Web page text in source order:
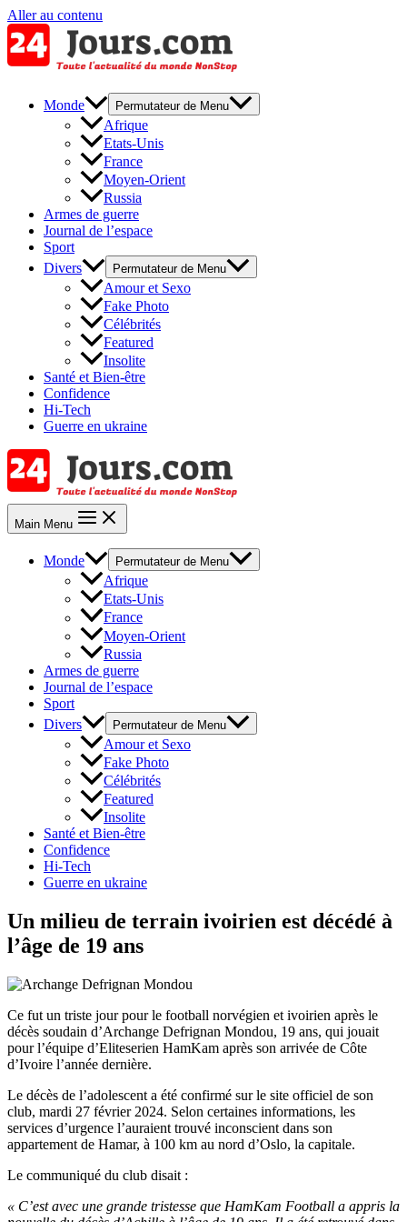
Aller au contenu
Monde Permutateur de Menu
Afrique
Etats-Unis
France
Moyen-Orient
Russia
Armes de guerre
Journal de l’espace
Sport
Divers
Permutateur de Menu
Amour et Sexo
Fake Photo
Célébrités
Featured
Insolite
Santé et Bien-être
Confidence
Hi-Tech
Guerre en ukraine
Main Menu
Monde Permutateur de Menu
Afrique
Etats-Unis
France
Moyen-Orient
Russia
Armes de guerre
Journal de l’espace
Sport
Divers
Permutateur de Menu
Amour et Sexo
Fake Photo
Célébrités
Featured
Insolite
Santé et Bien-être
Confidence
Hi-Tech
Guerre en ukraine
Un milieu de terrain ivoirien est décédé à
l’âge de 19 ans
Ce fut un triste jour pour le football norvégien et ivoirien après le
décès soudain d’Archange Defrignan Mondou, 19 ans, qui jouait
pour l’équipe d’Eliteserien HamKam après son arrivée de Côte
d’Ivoire l’année dernière.
Le décès de l’adolescent a été confirmé sur le site officiel de son
club, mardi 27 février 2024. Selon certaines informations, les
services d’urgence l’auraient trouvé inconscient dans son
appartement de Hamar, à 100 km au nord d’Oslo, la capitale.
Le communiqué du club disait :
« C’est avec une grande tristesse que HamKam Football a appris la